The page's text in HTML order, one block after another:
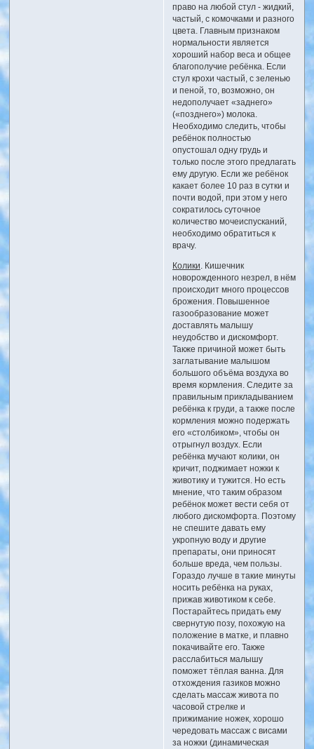
право на любой стул - жидкий,
частый, с комочками и разного
цвета. Главным признаком
нормальности является
хороший набор веса и общее
благополучие ребёнка. Если
стул крохи частый, с зеленью
и пеной, то, возможно, он
недополучает «заднего»
(«позднего») молока.
Необходимо следить, чтобы
ребёнок полностью
опустошал одну грудь и
только после этого предлагать
ему другую. Если же ребёнок
какает более 10 раз в сутки и
почти водой, при этом у него
сократилось суточное
количество мочеиспусканий,
необходимо обратиться к
врачу.
Колики . Кишечник
новорожденного незрел, в нём
происходит много процессов
брожения. Повышенное
газообразование может
доставлять малышу
неудобство и дискомфорт.
Также причиной может быть
заглатывание малышом
большого объёма воздуха во
время кормления. Следите за
правильным прикладыванием
ребёнка к груди, а также после
кормления можно подержать
его «столбиком», чтобы он
отрыгнул воздух. Если
ребёнка мучают колики, он
кричит, поджимает ножки к
животику и тужится. Но есть
мнение, что таким образом
ребёнок может вести себя от
любого дискомфорта. Поэтому
не спешите давать ему
укропную воду и другие
препараты, они приносят
больше вреда, чем пользы.
Гораздо лучше в такие минуты
носить ребёнка на руках,
прижав животиком к себе.
Постарайтесь придать ему
свернутую позу, похожую на
положение в матке, и плавно
покачивайте его. Также
расслабиться малышу
поможет тёплая ванна. Для
отхождения газиков можно
сделать массаж живота по
часовой стрелке и
прижимание ножек, хорошо
чередовать массаж с висами
за ножки (динамическая